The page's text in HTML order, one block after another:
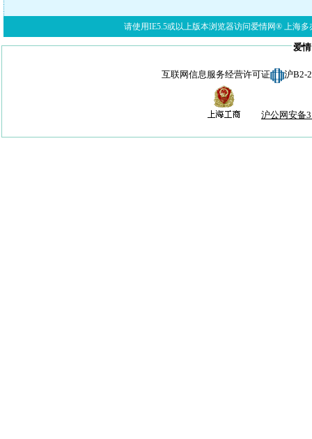
请使用IE5.5或以上版本浏览器访问爱情网® 上海多
爱
互联网信息服务经营许可证 沪B2-
沪公网安备